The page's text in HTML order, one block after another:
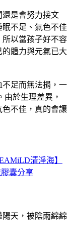
是會努力接文
不足、氣色不佳
以當孩子好不容
體力與元氣已大
足而無法捐，一
由於生理差異，
不佳，真的會讓
清淨海】
囊分享
天，被陰雨綿綿